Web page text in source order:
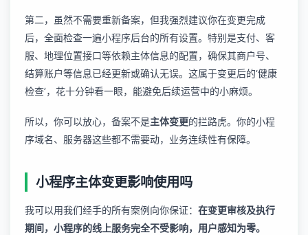
第二，虽然不需要重新备案，但我强烈建议你在变更完成
后，全面检查一遍小程序后台的所有设置。特别是支付、客
服、 地理位置接口等依赖主体信息的配置，确保其商户号、
结算账户等信息已经更新或确认无误。这属于变更后的‘健康
检查’，花十分钟看一眼，能避免后续运营中的小麻烦。
所以，你可以放心，备案不是主体变更的拦路虎。你的小程
序域名、服务器这些都不需要动，业务连续性有保障。
小程序主体变更影响使用吗
我可以用我们经手的所有案例向你保证： 在变更审核及执行
期间，小程序的线上服务完全不受影响，用户感知为零。